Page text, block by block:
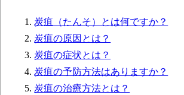
炭疽（たんそ）とは何ですか？
炭疽の原因とは？
炭疽の症状とは？
炭疽の予防方法はありますか？
炭疽の治療方法とは？